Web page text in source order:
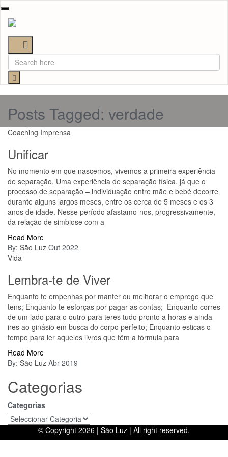
Toggle
navigation
Posts Tagged: verdade
Coaching Imprensa
Unificar
No momento em que nascemos, vivemos a primeira experiência
de separação. Uma experiência de separação física, já que o
processo de separação – individuação entre mãe e bebé decorre
durante alguns largos meses, entre os cerca de 5 meses e os 3
anos de idade. Nesse período afastamo-nos, progressivamente,
da relação de simbiose com a
Read More
By: São Luz Out 2022
Vida
Lembra-te de Viver
Enquanto te empenhas por manter ou melhorar o emprego que
tens; Enquanto te esforças por pagar as contas; Enquanto corres
de um lado para o outro para teres tudo pronto a horas e ainda
ires ao ginásio em busca do corpo perfeito; Enquanto esticas o
tempo para ler aqueles livros que têm a fórmula para
Read More
By: São Luz Abr 2019
Categorias
Categorias
© Copyright 2026 | São Luz | All right reserved.